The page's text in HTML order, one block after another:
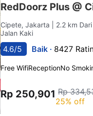
RedDoorz Plus @
Cipete, Jakarta
| 2.2 km
Jalan Kaki
4.6/5 Baik · 8427
Free WifiReceptionNo
Rp 250,901 Rp
25% off